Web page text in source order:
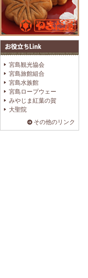
宮島観光協会
宮島旅館組合
宮島水族館
宮島ロープウェー
みやじま紅葉の賀
大聖院
その他のリンク